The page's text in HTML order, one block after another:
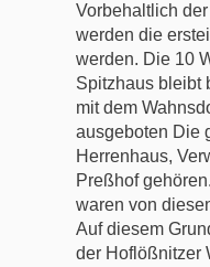
Vorbehaltlich
werden die
werden. Die 10
Spitzhaus bleibt
mit dem
ausgeboten Die
Herrenhaus,
Preßhof
waren von
Auf diesem
der Hoflößnitzer